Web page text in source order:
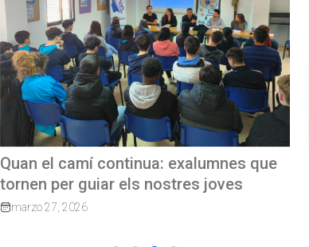
REVISTA TRIMESTRAL CBP MAGAZINE
junio 23, 2026